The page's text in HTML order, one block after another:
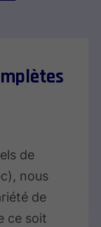
de
nous
de
ce soit